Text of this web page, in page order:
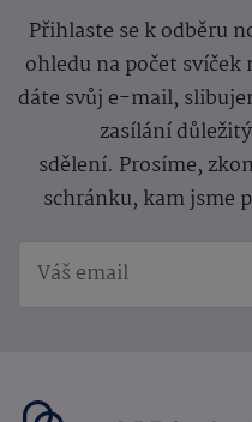
Přihlaste se k odběru
ohledu na počet
dáte svůj e-mail,
zasílání
sdělení. Prosíme,
schránku, kam jsme